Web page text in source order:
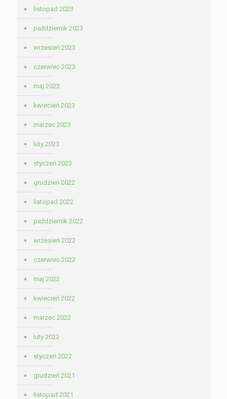
listopad 2023
październik 2023
wrzesień 2023
czerwiec 2023
maj 2023
kwiecień 2023
marzec 2023
luty 2023
styczeń 2023
grudzień 2022
listopad 2022
październik 2022
wrzesień 2022
czerwiec 2022
maj 2022
kwiecień 2022
marzec 2022
luty 2022
styczeń 2022
grudzień 2021
listopad 2021